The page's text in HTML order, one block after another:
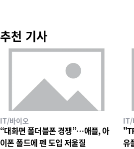
추천 기사
IT/바이오
“대화면 폴더블폰 경쟁”…애플, 아
이폰 폴드에 펜 도입 저울질
IT/
유